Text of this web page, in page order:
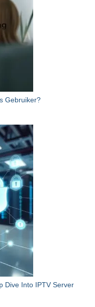
Gebruiker?
Dive Into IPTV Server